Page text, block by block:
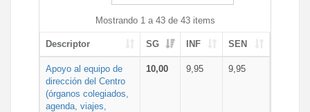
Mostrando 1 a 43 de 43 items
Descriptor SG INF SEN
Apoyo al equipo de
dirección del Centro
(órganos colegiados,
agenda, viajes,
10,00 9,95 9,95